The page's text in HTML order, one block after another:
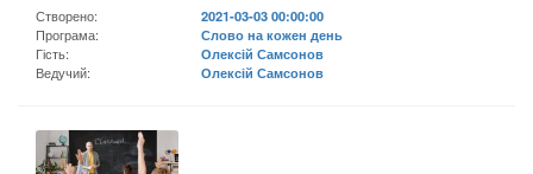
Створено:
2021-03-03 00:00:00
Програма:
Слово на кожен день
Гість:
Олексій Самсонов
Ведучий:
Олексій Самсонов